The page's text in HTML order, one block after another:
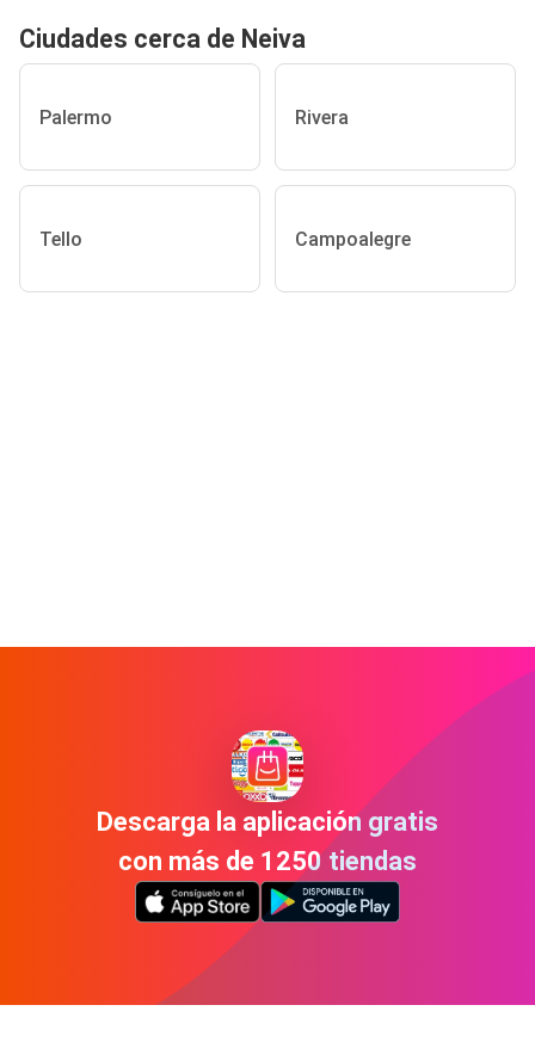
Ciudades cerca de Neiva
Palermo Rivera
Tello Campoalegre
Descarga la aplicación gratis
con más de 1250 tiendas